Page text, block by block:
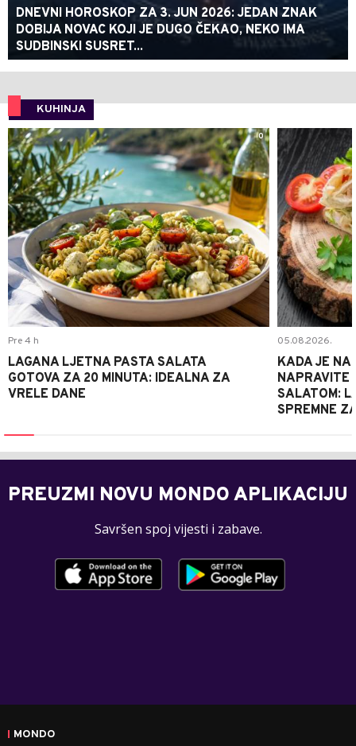
DNEVNI HOROSKOP ZA 3. JUN 2026: JEDAN ZNAK
DOBIJA NOVAC KOJI JE DUGO ČEKAO, NEKO IMA
SUDBINSKI SUSRET...
KUHINJA
0
Pre 4 h
LAGANA LJETNA PASTA SALATA
GOTOVA ZA 20 MINUTA: IDEALNA ZA
VRELE DANE
05.08.2026.
KADA JE
NAPRAVITE
SALATOM:
SPREMNE
PREUZMI NOVU MONDO APLIKACIJU
Savršen spoj vijesti i zabave.
MONDO